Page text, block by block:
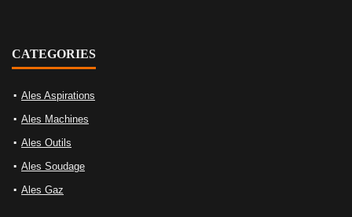
CATEGORIES
Ales Aspirations
Ales Machines
Ales Outils
Ales Soudage
Ales Gaz